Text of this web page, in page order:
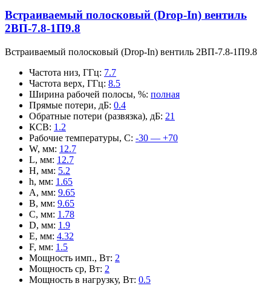
Встраиваемый полосковый (Drop-In) вентиль
2ВП-7.8-1П9.8
Встраиваемый полосковый (Drop-In) вентиль 2ВП-7.8-1П9.8
Частота низ, ГГц: 7.7
Частота верх, ГГц: 8.5
Ширина рабочей полосы, %: полная
Прямые потери, дБ: 0.4
Обратные потери (развязка), дБ: 21
КСВ: 1.2
Рабочие температуры, С: -30 — +70
W, мм: 12.7
L, мм: 12.7
H, мм: 5.2
h, мм: 1.65
A, мм: 9.65
B, мм: 9.65
C, мм: 1.78
D, мм: 1.9
E, мм: 4.32
F, мм: 1.5
Мощность имп., Вт: 2
Мощность ср, Вт: 2
Мощность в нагрузку, Вт: 0.5